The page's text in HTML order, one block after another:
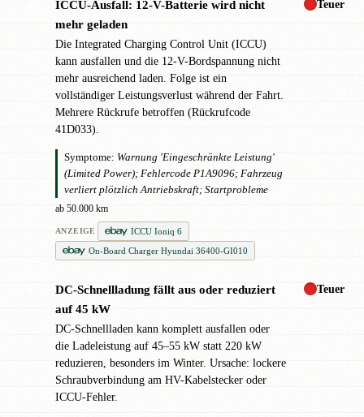
ICCU-Ausfall: 12-V-Batterie wird nicht
mehr geladen
Die Integrated Charging Control Unit (ICCU)
kann ausfallen und die 12-V-Bordspannung nicht
mehr ausreichend laden. Folge ist ein
vollständiger Leistungsverlust während der Fahrt.
Mehrere Rückrufe betroffen (Rückrufcode
41D033).
Symptome: Warnung 'Eingeschränkte Leistung'
(Limited Power); Fehlercode P1A9096; Fahrzeug
verliert plötzlich Antriebskraft; Startprobleme
ab 50.000 km
ANZEIGE
ICCU Ioniq 6
On-Board Charger Hyundai 36400-GI010
Teuer
DC-Schnellladung fällt aus oder reduziert
auf 45 kW
DC-Schnellladen kann komplett ausfallen oder
die Ladeleistung auf 45–55 kW statt 220 kW
reduzieren, besonders im Winter. Ursache: lockere
Schraubverbindung am HV-Kabelstecker oder
ICCU-Fehler.
Teuer